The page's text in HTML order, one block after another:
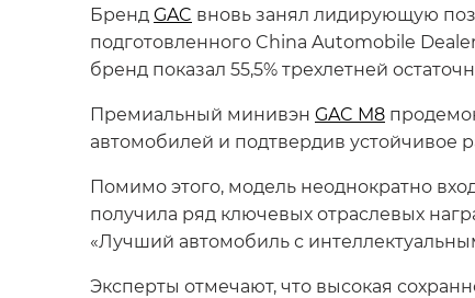
Бренд GAC вновь занял лидирующую
подготовленного China Automobile
бренд показал 55,5% трехлетней
Премиальный минивэн GAC M8
автомобилей и подтвердив устойчивое
Помимо этого, модель неоднократно
получила ряд ключевых отраслевых
«Лучший автомобиль с
Эксперты отмечают, что высокая